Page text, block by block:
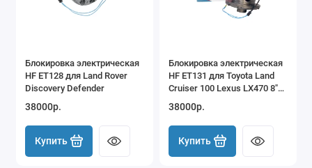
Блокировка электрическая
HF ET128 для Land Rover
Discovery Defender
38000р.
Купить
Блокировка электрическая
HF ET131 для Toyota Land
Cruiser 100 Lexus LX470 8"
38000р.
Купить